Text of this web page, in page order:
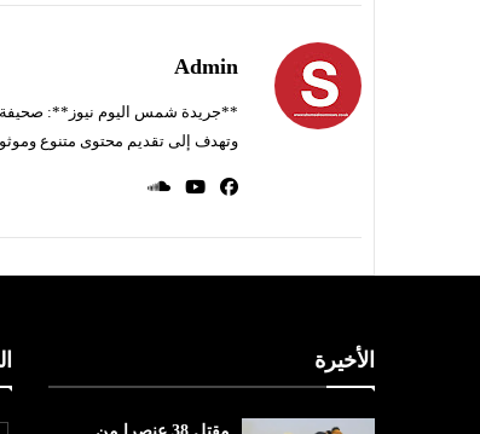
Admin
**جريدة شمس اليوم نيوز**: صحيفة
وتهدف إلى تقديم محتوى متنوع
الأخيرة